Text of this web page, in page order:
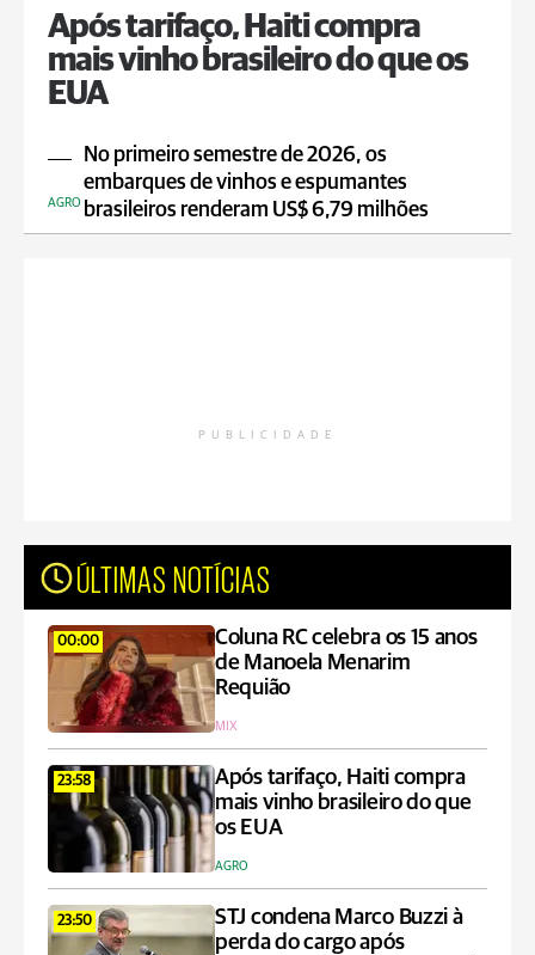
Após tarifaço, Haiti compra
mais vinho brasileiro do que os
EUA
No primeiro semestre de 2026, os
embarques de vinhos e espumantes
brasileiros renderam US$ 6,79 milhões
AGRO
PUBLICIDADE
ÚLTIMAS NOTÍCIAS
00:00
Coluna RC celebra os 15 anos
de Manoela Menarim
Requião
MIX
23:58
Após tarifaço, Haiti compra
mais vinho brasileiro do que
os EUA
AGRO
23:50
STJ condena Marco Buzzi à
perda do cargo após